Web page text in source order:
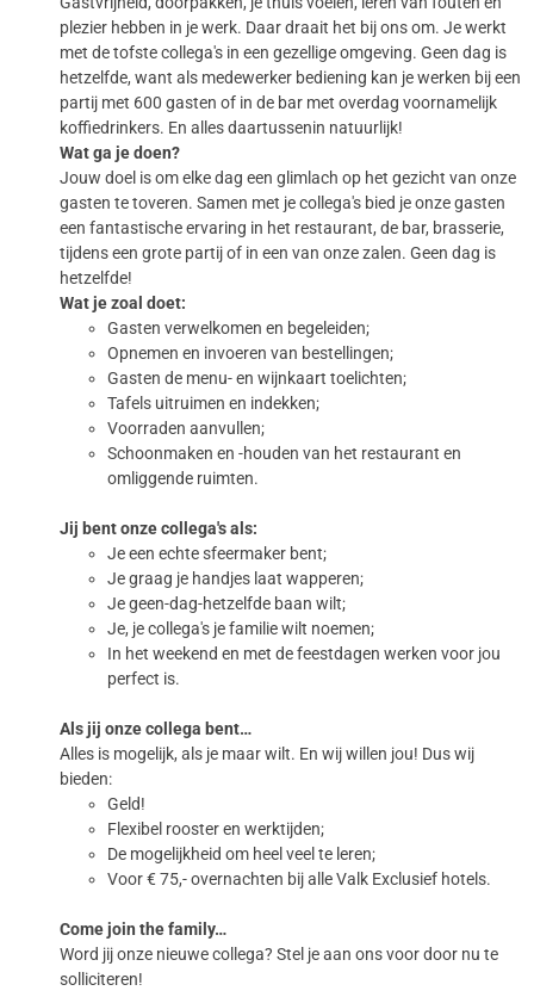
plezier hebben in je werk. Daar draait het bij ons om. Je werkt
met de tofste collega's in een gezellige omgeving. Geen dag is
hetzelfde, want als medewerker bediening kan je werken bij een
partij met 600 gasten of in de bar met overdag voornamelijk
koffiedrinkers. En alles daartussenin natuurlijk!
Wat ga je doen?
Jouw doel is om elke dag een glimlach op het gezicht van onze
gasten te toveren. Samen met je collega's bied je onze gasten
een fantastische ervaring in het restaurant, de bar, brasserie,
tijdens een grote partij of in een van onze zalen. Geen dag is
hetzelfde!
Wat je zoal doet:
Gasten verwelkomen en begeleiden;
Opnemen en invoeren van bestellingen;
Gasten de menu- en wijnkaart toelichten;
Tafels uitruimen en indekken;
Voorraden aanvullen;
Schoonmaken en -houden van het restaurant en
omliggende ruimten.
Jij bent onze collega's als:
Je een echte sfeermaker bent;
Je graag je handjes laat wapperen;
Je geen-dag-hetzelfde baan wilt;
Je, je collega's je familie wilt noemen;
In het weekend en met de feestdagen werken voor jou
perfect is.
Als jij onze collega bent…
Alles is mogelijk, als je maar wilt. En wij willen jou! Dus wij
bieden:
Geld!
Flexibel rooster en werktijden;
De mogelijkheid om heel veel te leren;
Voor € 75,- overnachten bij alle Valk Exclusief hotels.
Come join the family…
Word jij onze nieuwe collega? Stel je aan ons voor door nu te
solliciteren!